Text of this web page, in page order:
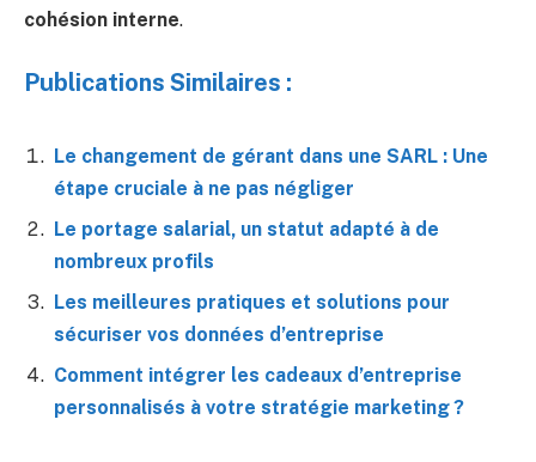
cohésion interne.
Publications Similaires :
Le changement de gérant dans une SARL : Une
étape cruciale à ne pas négliger
Le portage salarial, un statut adapté à de
nombreux profils
Les meilleures pratiques et solutions pour
sécuriser vos données d’entreprise
Comment intégrer les cadeaux d’entreprise
personnalisés à votre stratégie marketing ?